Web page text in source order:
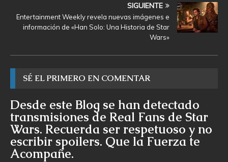
SIGUIENTE
Entertainment Weekly revela nuevas imágenes e
información de «Han Solo: Una Historia de Star
Wars»
SÉ EL PRIMERO EN COMENTAR
Desde este Blog se han detectado
transmisiones de Real Fans de Star
Wars. Recuerda ser respetuoso y no
escribir spoilers. Que la Fuerza te
Acompañe.